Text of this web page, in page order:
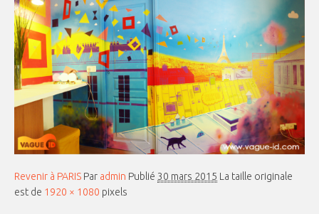
Revenir à PARIS Par admin Publié 30 mars 2015 La taille originale
est de 1920 × 1080 pixels